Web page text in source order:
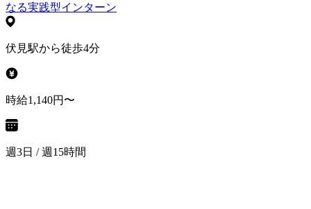
なる実践型インターン
伏見駅から徒歩4分
時給1,140円〜
週3日 / 週15時間